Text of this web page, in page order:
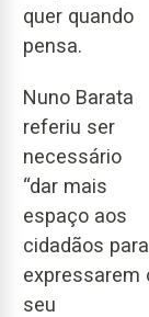
quer quando
pensa.
Nuno Barata
referiu ser
necessário
“dar mais
espaço aos
cidadãos para
expressarem
seu